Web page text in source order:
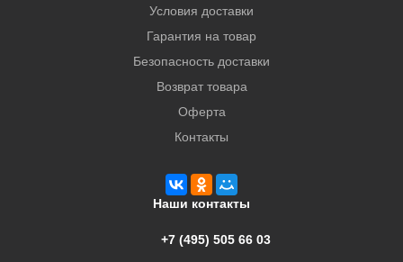
Условия доставки
Гарантия на товар
Безопасность доставки
Возврат товара
Оферта
Контакты
Наши контакты
+7 (495) 505 66 03